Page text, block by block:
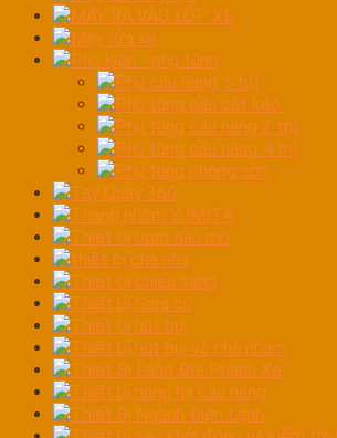
MÁY RA VÀO LỐP XE
Máy rửa xe
Phụ kiện - phụ tùng
Phụ cầu nâng 1 trụ
Phụ tùng cầu cắt kéo
Phụ tùng cầu nâng 2 trụ
Phụ tùng cầu nâng 4 trụ
Phụ tùng phòng sơn
Tay Quay 360
Thang nhôm YUMITA
Thiết bị bơm dầu mỡ
thiết bị chà nhá
Thiết bị chiếu sáng
Thiết bị Gara cũ
Thiết bị hút bụi
Thiết bị hút bụi và chà nhám
Thiết Bị Láng Đĩa Phanh Xe
Thiết bị nâng hạ cầu nâng
Thiết Bị Ngành Điện Lạnh